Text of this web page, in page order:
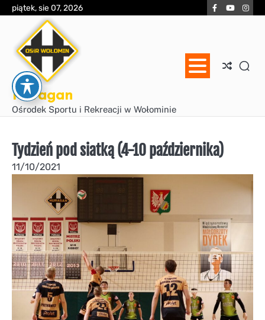
Skip
content
piątek, sie 07, 2026 Facebook
YouTube
Huragan
Ośrodek Sportu i Rekreacji w Wołominie
Tydzień pod siatką (4-10 października)
11/10/2021